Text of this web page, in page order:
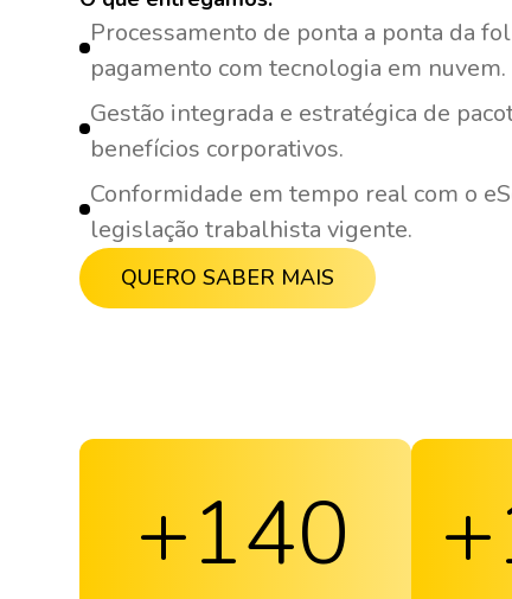
Processamento de ponta a ponta da
pagamento com tecnologia em nuvem.
Gestão integrada e estratégica de
benefícios corporativos.
Conformidade em tempo real com o
legislação trabalhista vigente.
QUERO SABER MAIS
+140 +